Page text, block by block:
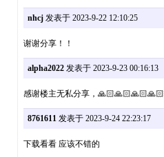
nhcj发表于 2023-9-22 12:10:25
谢谢分享！！
alpha2022发表于 2023-9-23 00:16:13
感谢楼主无私分享，🙏🏻🙏🏻🙏🏻🙏🏻
8761611发表于 2023-9-24 22:23:17
下载看看 应该不错的